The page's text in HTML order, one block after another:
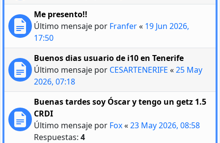
Me presento!!
Último mensaje por Franfer« 19 Jun 2026,
17:50
Buenos dias usuario de i10 en Tenerife
Último mensaje por CESARTENERIFE «25 May
2026, 07:18
Buenas tardes soy Óscar y tengo un getz 1.5
CRDI
Último mensaje por Fox«23 May 2026, 08:58
Respuestas: 4